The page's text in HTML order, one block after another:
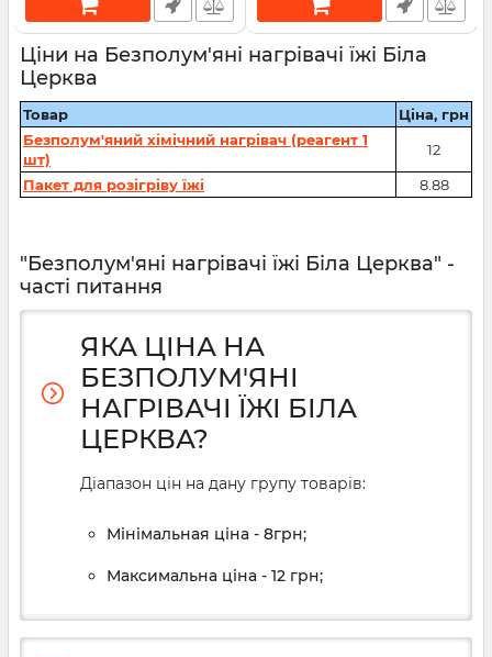
Ціни на Безполум'яні нагрівачі їжі Біла
Церква
Товар
Ціна, грн
Безполум'яний хімічний нагрівач (реагент 1
шт)
12
Пакет для розігріву їжі
8.88
"Безполум'яні нагрівачі їжі Біла Церква" -
часті питання
ЯКА ЦІНА НА
БЕЗПОЛУМ'ЯНІ
НАГРІВАЧІ ЇЖІ БІЛА
ЦЕРКВА?
Діапазон цін на дану групу товарів:
Мінімальная ціна - 8грн;
Максимальна ціна - 12 грн;